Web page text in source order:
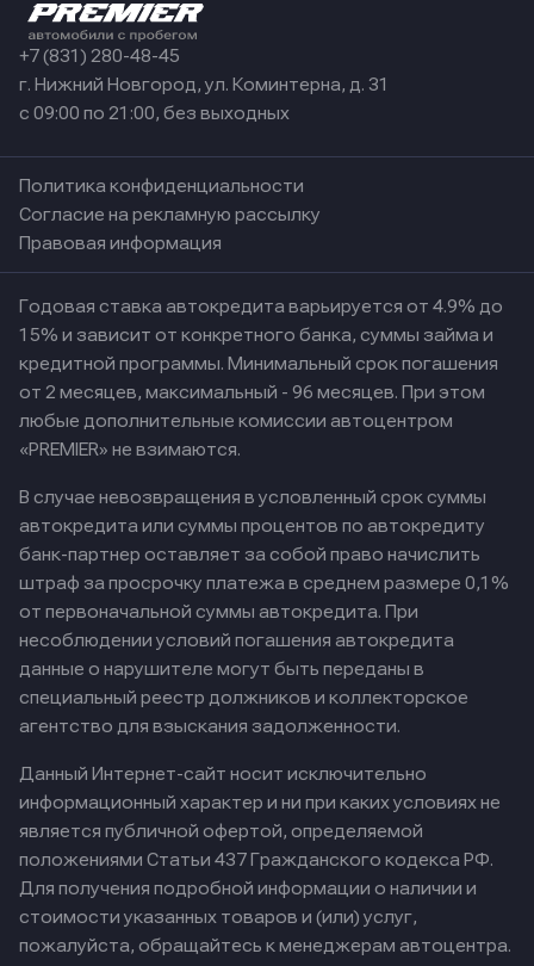
+7 (831) 280-48-45
г. Нижний Новгород, ул. Коминтерна, д. 31
с 09:00 по 21:00, без выходных
Политика конфиденциальности
Согласие на рекламную рассылку
Правовая информация
Годовая ставка автокредита варьируется от 4.9% до
15% и зависит от конкретного банка, суммы займа и
кредитной программы. Минимальный срок погашения
от 2 месяцев, максимальный - 96 месяцев. При этом
любые дополнительные комиссии автоцентром
«PREMIER» не взимаются.
В случае невозвращения в условленный срок суммы
автокредита или суммы процентов по автокредиту
банк-партнер оставляет за собой право начислить
штраф за просрочку платежа в среднем размере 0,1%
от первоначальной суммы автокредита. При
несоблюдении условий погашения автокредита
данные о нарушителе могут быть переданы в
специальный реестр должников и коллекторское
агентство для взыскания задолженности.
Данный Интернет-сайт носит исключительно
информационный характер и ни при каких условиях не
является публичной офертой, определяемой
положениями Статьи 437 Гражданского кодекса РФ.
Для получения подробной информации о наличии и
стоимости указанных товаров и (или) услуг,
пожалуйста, обращайтесь к менеджерам автоцентра.